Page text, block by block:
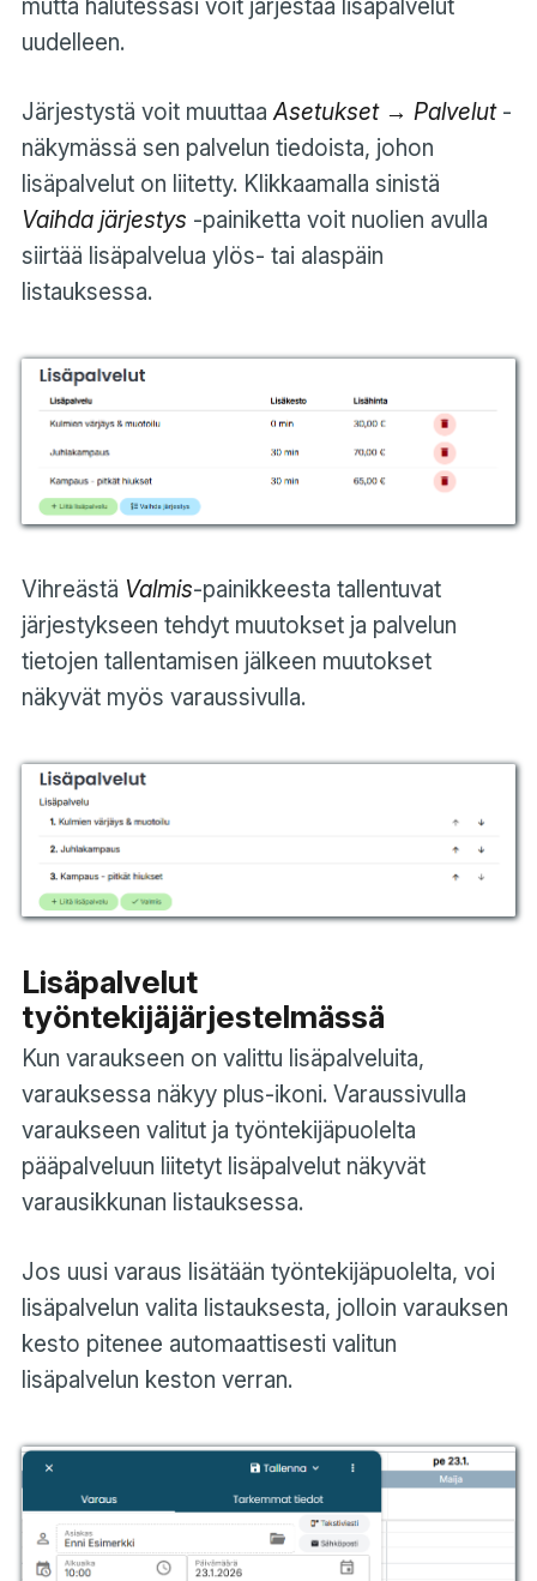
mutta halutessasi voit järjestää lisäpalvelut
uudelleen.
Järjestystä voit muuttaaAsetukset → Palvelut-
näkymässä sen palvelun tiedoista, johon
lisäpalvelut on liitetty. Klikkaamalla sinistä
Vaihda järjestys -painiketta voit nuolien avulla
siirtää lisäpalvelua ylös- tai alaspäin
listauksessa.
Vihreästä Valmis-painikkeesta tallentuvat
järjestykseen tehdyt muutokset ja palvelun
tietojen tallentamisen jälkeen muutokset
näkyvät myös varaussivulla.
Lisäpalvelut
työntekijäjärjestelmässä
Kun varaukseen on valittu lisäpalveluita,
varauksessa näkyy plus-ikoni. Varaussivulla
varaukseen valitut ja työntekijäpuolelta
pääpalveluun liitetyt lisäpalvelut näkyvät
varausikkunan listauksessa.
Jos uusi varaus lisätään työntekijäpuolelta, voi
lisäpalvelun valita listauksesta, jolloin varauksen
kesto pitenee automaattisesti valitun
lisäpalvelun keston verran.